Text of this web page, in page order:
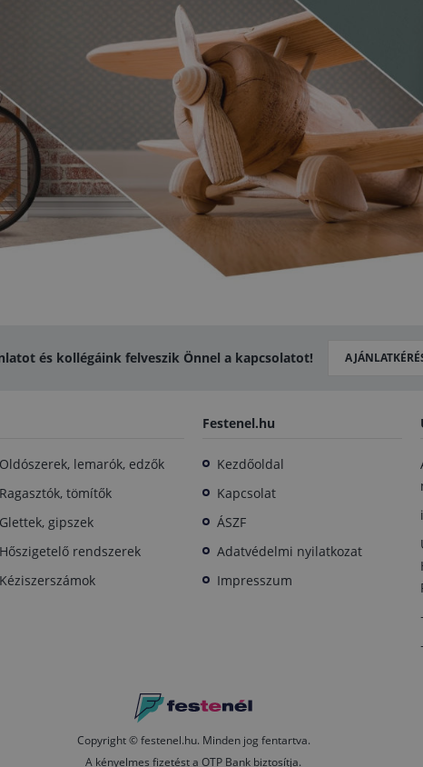
és kollégáink felveszik Önnel a kapcsolatot!
Oldószerek, lemarók, edzők
Ragasztók, tömítők
Glettek, gipszek
Hőszigetelő rendszerek
Kéziszerszámok
Festenel.hu
Kezdőoldal
Kapcsolat
ÁSZF
Adatvédelmi nyilatkozat
Impresszum
Copyright © festenel.hu. Minden jog fentartva.
A kényelmes fizetést a OTP Bank biztosítja.